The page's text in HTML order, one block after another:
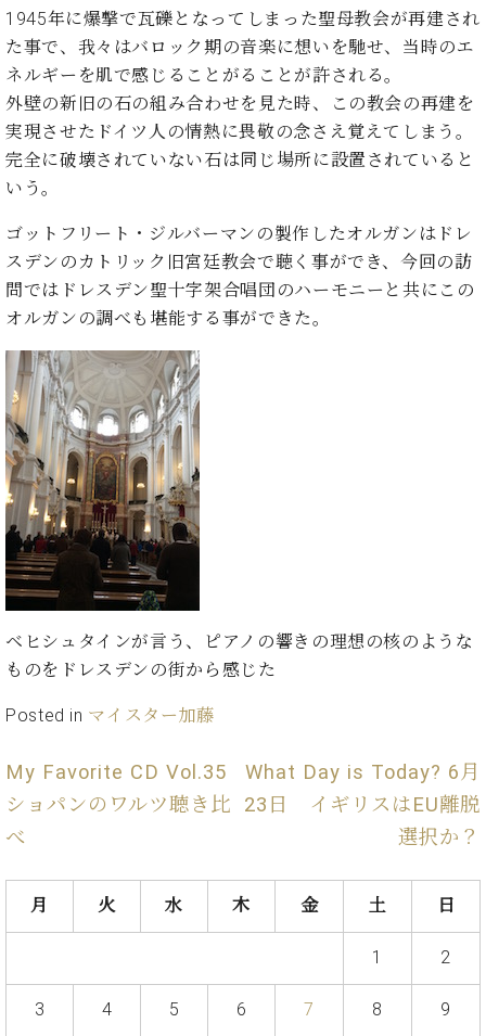
ド
ア
ノ
C.
ベ
ュ
イ
ン
コ
サ
ー
ト
ア
ッ
プ
ラ
イ
C.
ヒ
ュ
タ
ア
ー
ル・
ス
タ
ジ
オ
入
実
音
楽
教
室
ご
愛
用
者
の
声
催
イ
ベ
ン
ト
コ
ク
ー
楽
教
室
イ
ン
ン
ト
ラ
ム
長
ご
挨
拶
展
示
情
報
ホー
ル・
スタ
ジオ
レン
タル
ホー
ル・
ジオ
動
画
1945年に爆撃で瓦礫となってしまった聖母教会が再建され
た事で、我々はバロック期の音楽に想いを馳せ、当時のエ
ネルギーを肌で感じることがることが許される。
外壁の新旧の石の組み合わせを見た時、この教会の再建を
実現させたドイツ人の情熱に畏敬の念さえ覚えてしまう。
完全に破壊されていない石は同じ場所に設置されていると
いう。
ゴットフリート・ジルバーマンの製作したオルガンはドレ
スデンのカトリック旧宮廷教会で聴く事ができ、今回の訪
問ではドレスデン聖十字架合唱団のハーモニーと共にこの
オルガンの調べも堪能する事ができた。
ベヒシュタインが言う、ピアノの響きの理想の核のような
ものをドレスデンの街から感じた
Posted in マイスター加藤
My Favorite CD Vol.35
ショパンのワルツ聴き比
べ
What Day is Today? 6月
23日 イギリスはEU離脱
選択か？
月 火 水 木 金 土 日
1 2
3 4 5 6 7 8 9